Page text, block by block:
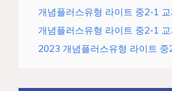
개념플러스유형 라이트 중2-1
개념플러스유형 라이트 중2-1
2023 개념플러스유형 라이트 중